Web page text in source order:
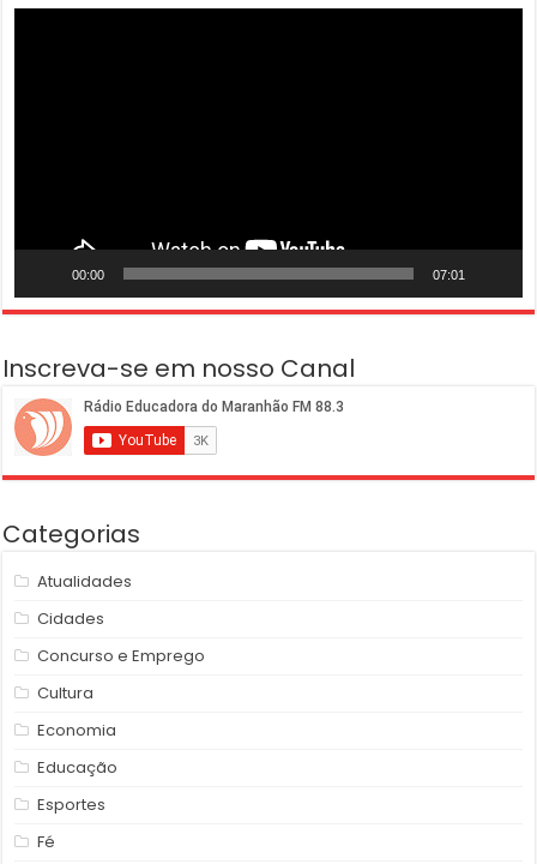
00:00 07:01
Inscreva-se em nosso Canal
Categorias
Atualidades
Cidades
Concurso e Emprego
Cultura
Economia
Educação
Esportes
Fé